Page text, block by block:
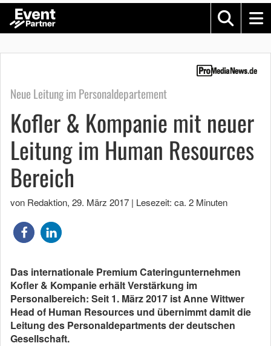
Neue Leitung im Personaldepartement
Kofler & Kompanie mit neuer
Leitung im Human Resources
Bereich
von Redaktion, 29. März 2017 | Lesezeit: ca. 2 Minuten
Das internationale Premium Cateringunternehmen
Kofler & Kompanie erhält Verstärkung im
Personalbereich: Seit 1. März 2017 ist Anne Wittwer
Head of Human Resources und übernimmt damit die
Leitung des Personaldepartments der deutschen
Gesellschaft.